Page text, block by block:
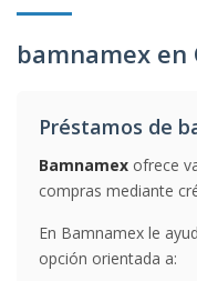
bamnamex en
Préstamos de
Bamnamex ofrece
compras mediante
En Bamnamex le
opción orientada a: